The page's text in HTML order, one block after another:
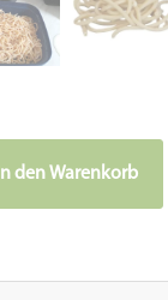
In den Warenkorb